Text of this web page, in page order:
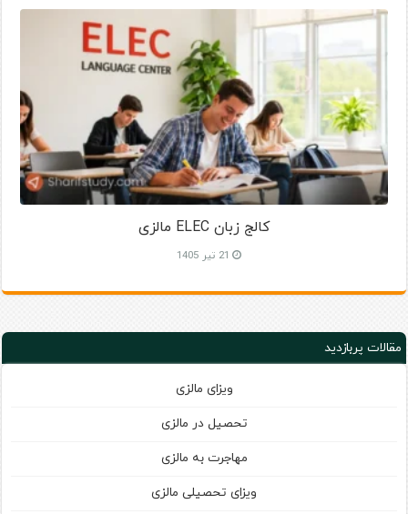
کالج زبان ELEC مالزی
21 تیر 1405
مقالات پربازدید
ویزای مالزی
تحصیل در مالزی
مهاجرت به مالزی
ویزای تحصیلی مالزی